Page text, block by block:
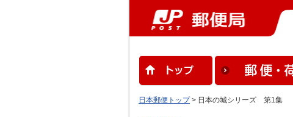
日本郵便トップ> 日本の城シリーズ 第1集